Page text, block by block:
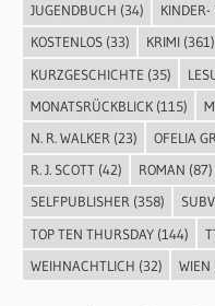
JUGENDBUCH (34)
KOSTENLOS(33) KRIMI(361)
KURZGESCHICHTE (35)
MONATSRÜCKBLICK(115)
N. R. WALKER (23) OFELIA
R. J. SCOTT(42) ROMAN (87)
SELFPUBLISHER(358)
TOP TEN THURSDAY(144)
WEIHNACHTLICH (32) WIEN